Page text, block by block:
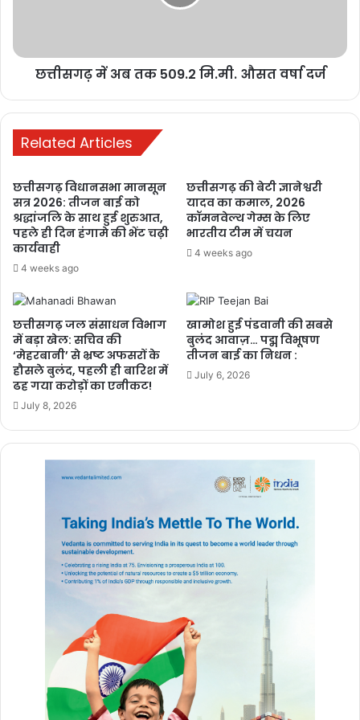
1 week ago
का अंबार, तोड़फोड़ और अव्यवस्था से
कर्मचारियों व आमजन परेशान
PM ने ‘मन की बात’ में की कोरबा के जल
संरक्षण मॉडल की सराहना, ISRO तकनीक से
बढ़ा भूजल स्तर
Vanshika Pandey
छत्तीसगढ़ में अब तक 509.2 मि.मी. औसत वर्षा दर्ज
Related Articles
छत्तीसगढ़ विधानसभा मानसून
सत्र 2026: तीजन बाई को
श्रद्धांजलि के साथ हुई शुरुआत,
पहले ही दिन हंगामे की भेंट चढ़ी
कार्यवाही
4 weeks ago
छत्तीसगढ़ की बेटी ज्ञानेश्वरी
यादव का कमाल, 2026
कॉमनवेल्थ गेम्स के लिए
भारतीय टीम में चयन
4 weeks ago
छत्तीसगढ़ जल संसाधन विभाग
में बड़ा खेल: सचिव की
‘मेहरबानी’ से भ्रष्ट अफसरों के
हौसले बुलंद, पहली ही बारिश में
ढह गया करोड़ों का एनीकट!
July 8, 2026
खामोश हुई पंडवानी की सबसे
बुलंद आवाज़… पद्म विभूषण
तीजन बाई का निधन :
July 6, 2026